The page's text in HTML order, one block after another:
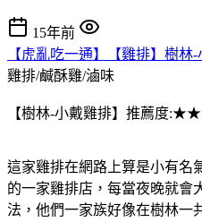
15年前
【虎亂吃一通】【雞排】樹林
雞排/鹹酥雞/滷味
【樹林-小戴雞排】推薦度
這家雞排在網路上算是小有名
的一家雞排店，每當夜晚就會
法，他們一家族好像在樹林一